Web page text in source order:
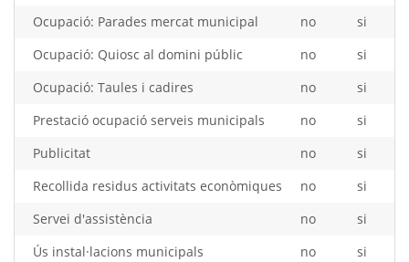
Ocupació: Parades mercat municipal
no
si
Ocupació: Quiosc al domini públic
no
si
Ocupació: Taules i cadires
no
si
Prestació ocupació serveis municipals
no
si
Publicitat
no
si
Recollida residus activitats econòmiques
no
si
Servei d'assistència
no
si
Ús instal·lacions municipals
no si